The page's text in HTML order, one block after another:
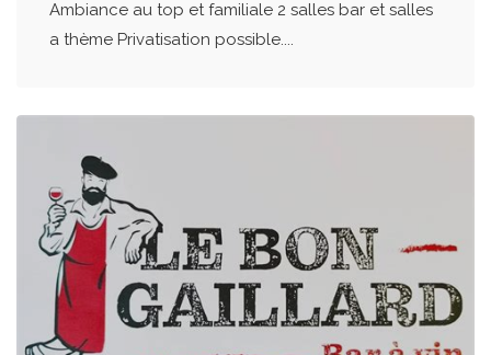
Ambiance au top et familiale 2 salles bar et salles
a thème Privatisation possible....